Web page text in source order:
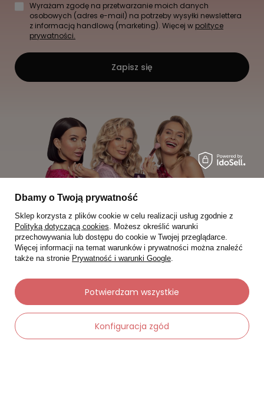
Wyrażam zgodę na przetwarzanie moich danych
osobowych (adres e-mail) na potrzeby wysyłki newslettera
z informacją handlową (marketing). Więcej w polityce
prywatności.
Zapisz się
Moje zamówienia
Status zamówienia
Śledzenie przesyłki
Dbamy o Twoją prywatność
Sklep korzysta z plików cookie w celu realizacji usług zgodnie z
Polityką dotyczącą cookies. Możesz określić warunki
przechowywania lub dostępu do cookie w Twojej przeglądarce.
Więcej informacji na temat warunków i prywatności można znaleźć
także na stronie Prywatność i warunki Google.
Konfiguracja zgód
Potwierdzam wszystkie